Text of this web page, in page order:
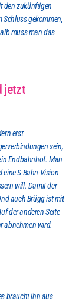
den zukünftigen
Schluss gekommen,
muss man das
jetzt
erst
sein,
Endbahnhof. Man
S-Bahn-Vision
will. Damit der
auch Brügg ist mit
der anderen Seite
abnehmen wird.
braucht ihn aus